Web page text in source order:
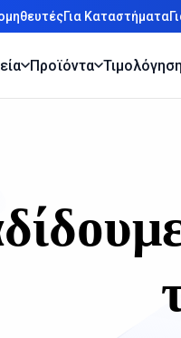
Για Καταστήματα
Προϊόντα